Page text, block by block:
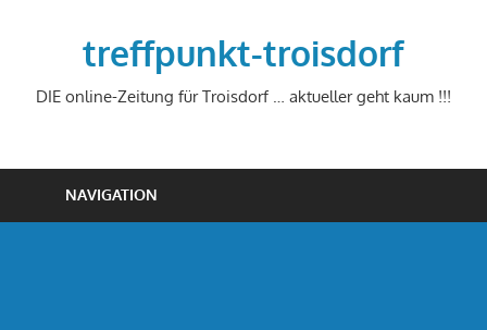
treffpunkt-troisdorf
DIE online-Zeitung für Troisdorf … aktueller geht kaum !!!
NAVIGATION